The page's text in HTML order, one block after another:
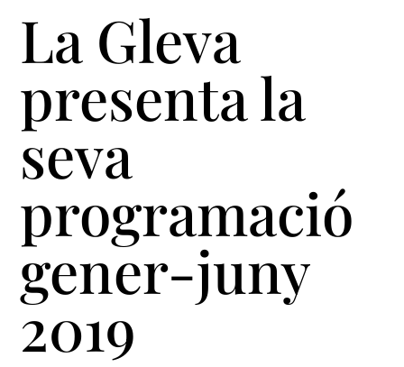
La Gleva
presenta la
seva
programació
gener-juny
2019